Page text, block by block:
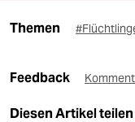
Themen
Feedback
Diesen Artikel teilen